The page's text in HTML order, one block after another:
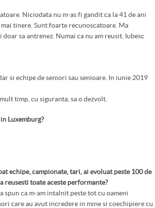
Niciodata nu m-as fi gandit ca la 41 de ani
tinere. Sunt foarte recunoscatoare. Ma
sa antrenez. Numai ca nu am reusit. Iubesc
si echipe de seniori sau senioare. In iunie 2019
timp, cu siguranta, sa o dezvolt.
Luxemburg?
echipe, campionate, tari, ai evoluat peste 100 de
reusesti toate aceste performante?
spun ca m-am intalnit peste tot cu oameni
care au avut incredere in mine si coechipiere cu